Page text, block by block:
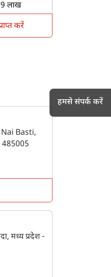
लाख
करें
Basti,
485005
मध्य प्रदेश -
हमसे संपर्क करें